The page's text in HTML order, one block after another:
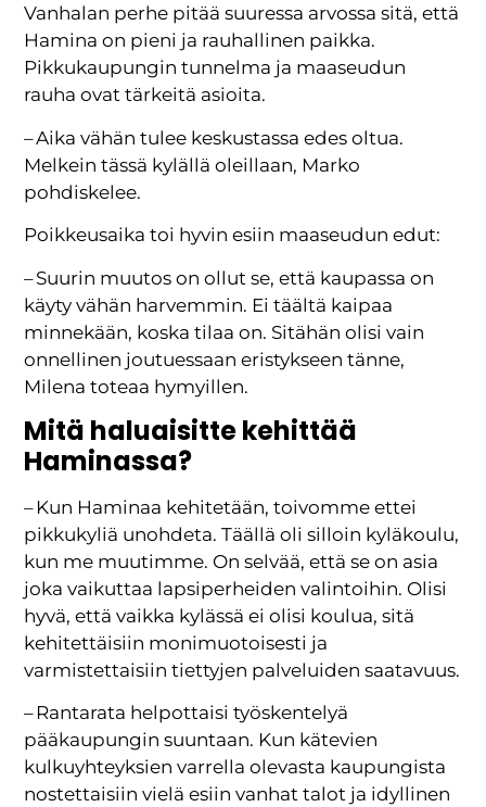
Vanhalan perhe pitää suuressa arvossa sitä, että
Hamina on pieni ja rauhallinen paikka.
Pikkukaupungin tunnelma ja maaseudun
rauha ovat tärkeitä asioita.
– Aika vähän tulee keskustassa edes oltua.
Melkein tässä kylällä oleillaan, Marko
pohdiskelee.
Poikkeusaika toi hyvin esiin maaseudun edut:
– Suurin muutos on ollut se, että kaupassa on
käyty vähän harvemmin. Ei täältä kaipaa
minnekään, koska tilaa on. Sitähän olisi vain
onnellinen joutuessaan eristykseen tänne,
Milena toteaa hymyillen.
Mitä haluaisitte kehittää
Haminassa?
– Kun Haminaa kehitetään, toivomme ettei
pikkukyliä unohdeta. Täällä oli silloin kyläkoulu,
kun me muutimme. On selvää, että se on asia
joka vaikuttaa lapsiperheiden valintoihin. Olisi
hyvä, että vaikka kylässä ei olisi koulua, sitä
kehitettäisiin monimuotoisesti ja
varmistettaisiin tiettyjen palveluiden saatavuus.
– Rantarata helpottaisi työskentelyä
pääkaupungin suuntaan. Kun kätevien
kulkuyhteyksien varrella olevasta kaupungista
nostettaisiin vielä esiin vanhat talot ja idyllinen